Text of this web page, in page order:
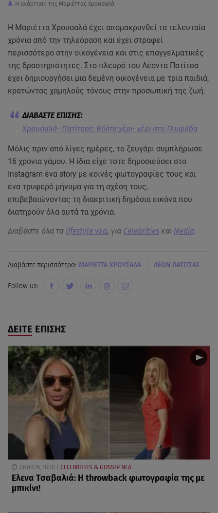
Η ανάρτηση της Μαριέττας Χρουσαλά
Η Μαριέττα Χρουσαλά έχει απομακρυνθεί τα τελευταία
χρόνια από την τηλεόραση και έχει στραφεί
περισσότερο στην οικογένεια και στις επαγγελματικές
της δραστηριότητες. Στο πλευρό του Λέοντα Πατίτσα
έχει δημιουργήσει μια δεμένη οικογένεια με τρία παιδιά,
κρατώντας χαμηλούς τόνους στην προσωπική της ζωή.
Xρουσαλά- Πατίτσας: Βόλτα χέρι- χέρι στη Γλυφάδα
Μόλις πριν από λίγες ημέρες, το ζευγάρι συμπλήρωσε
16 χρόνια γάμου. Η ίδια είχε τότε δημοσιεύσει στο
Instagram ένα story με κοινές φωτογραφίες τους και
ένα τρυφερό μήνυμα για τη σχέση τους,
επιβεβαιώνοντας τη διακριτική δημόσια εικόνα που
διατηρούν όλα αυτά τα χρόνια.
Διαβάστε όλα τα lifestyle νεα, για Celebrities και Media.
Διαβάστε περισσότερα: ΜΑΡΙΕΤΤΑ ΧΡΟΥΣΑΛΑ ΛΕΩΝ ΠΑΤΙΤΣΑΣ
Follow us:
ΔΕΙΤΕ ΕΠΙΣΗΣ
06.08.26, 18:30 CELEBRITIES & GOSSIP ΝΕΑ
Ελενα Τσαβαλιά: Η throwback φωτογραφία της με
μπικίνι!